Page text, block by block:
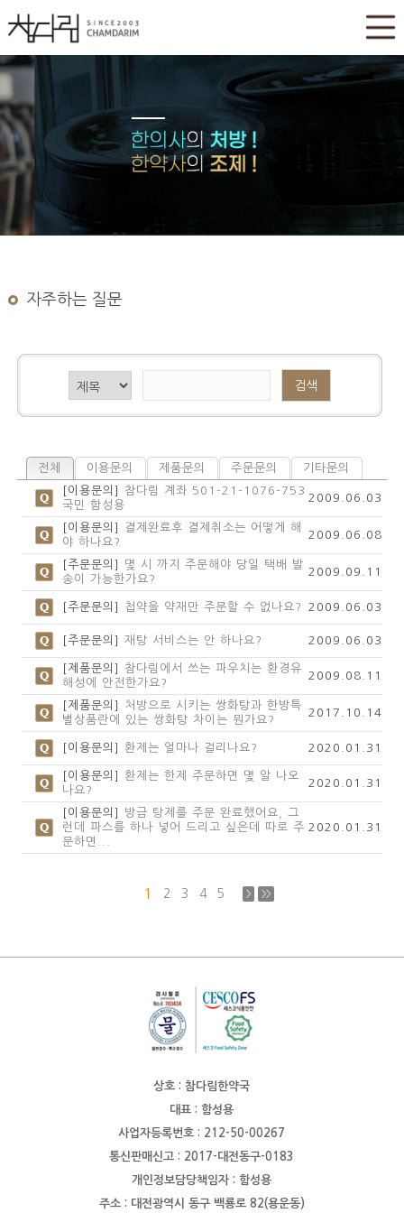
자주하는 질문
검색
전체 이용문의 제품문의 주문문의
기타문의
[이용문의] 참다림 계좌 501-21-1076-753
국민 함성용
2009.06.03
[이용문의]
결제완료후 결제취소는 어떻게 해
야 하나요?
2009.06.08
[주문문의] 몇 시 까지 주문해야 당일 택배 발
송이 가능한가요?
2009.09.11
[주문문의] 첩약을 약재만 주문할 수 없나요? 2009.06.03
[주문문의] 재탕 서비스는 안 하나요? 2009.06.03
[제품문의] 참다림에서 쓰는 파우치는 환경유
해성에 안전한가요?
2009.08.11
[제품문의] 처방으로 시키는 쌍화탕과 한방특
별상품란에 있는 쌍화탕 차이는 뭔가요?
2017.10.14
[이용문의] 환제는 얼마나 걸리나요? 2020.01.31
[이용문의] 환제는 한제 주문하면 몇 알 나오
나요?
2020.01.31
[이용문의] 방금 탕제를 주문 완료했어요, 그
런데 파스를 하나 넣어 드리고 싶은데 따로 주
문하면...
2020.01.31
1 2 3 4 5 > >>
상호 : 참다림한약국
대표 : 함성용
사업자등록번호 : 212-50-00267
통신판매신고 : 2017-대전동구-0183
개인정보담당책임자 : 함성용
주소 : 대전광역시 동구 백룡로 82(용운동)